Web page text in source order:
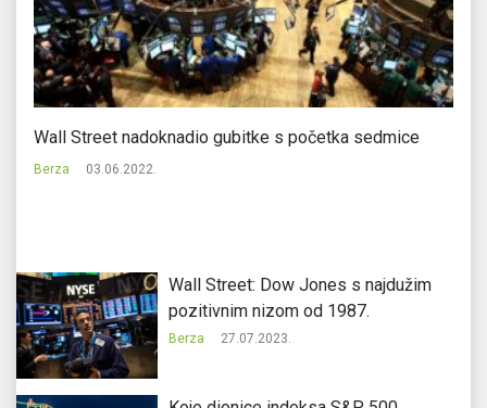
Wall Street nadoknadio gubitke s početka sedmice
Berza 03.06.2022.
Wall Street: Dow Jones s najdužim
pozitivnim nizom od 1987.
Berza 27.07.2023.